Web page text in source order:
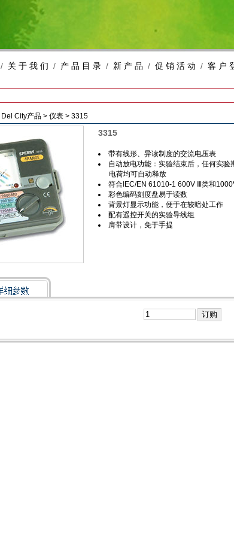
/ 关 于 我 们 / 产 品 目 录 / 新 产 品 / 促 销 活 动 / 客 户
Del City产品 > 仪表 > 3315
3315
带有线形、异读制度的交流电压表
自动放电功能：实验结束后，任何实验
电荷均可自动释放
符合IEC/EN 61010-1 600V Ⅲ类和
彩色编码刻度盘易于读数
背景灯显示功能，便于在较暗处工作
配有遥控开关的实验导线组
肩带设计，免于手提